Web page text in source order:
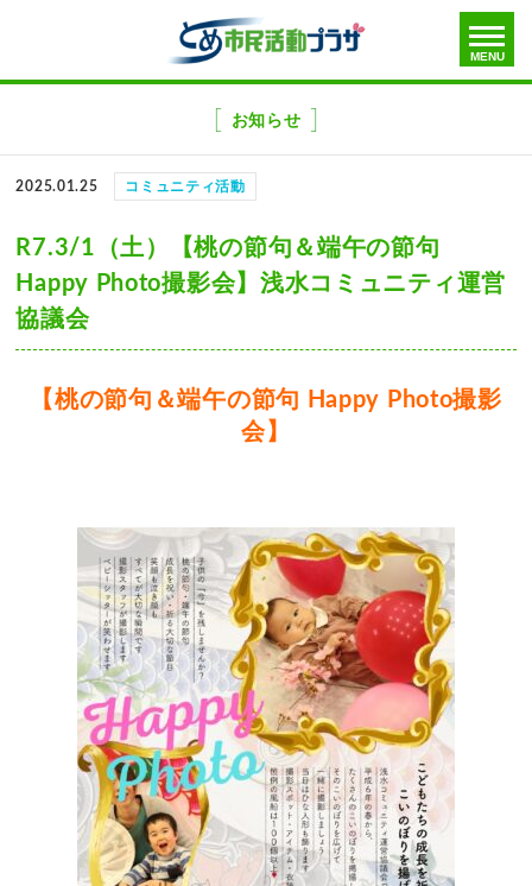
ニ
ば
す
toggle
menu
MENU
お知らせ
2025.01.25 コミュニティ活動
R7.3/1（土）【桃の節句＆端午の節句
Happy Photo撮影会】浅水コミュニティ運営
協議会
【桃の節句＆端午の節句 Happy Photo撮影
会】